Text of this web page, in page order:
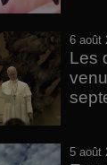
6 août
Les
5 août